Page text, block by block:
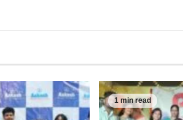
1 min read